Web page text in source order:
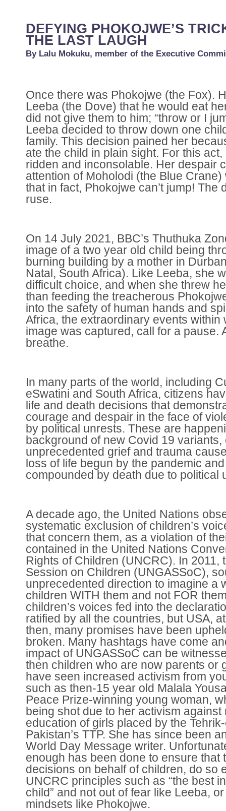
DEFYING PHOKOJWE’S
THE LAST LAUGH
By Lalu Mokuku, member of the Executive
Once there was Phokojwe (the Fox).
Leeba (the Dove) that he would eat
did not give them to him; “throw or I
Leeba decided to throw down one
family. This decision pained her
ate the child in plain sight. For this
ridden and inconsolable. Her despair
attention of Moholodi (the Blue
that in fact, Phokojwe can’t jump! The
ruse.
On 14 July 2021, BBC’s Thuthuka
image of a two year old child being
burning building by a mother in
Natal, South Africa). Like Leeba, she
difficult choice, and when she threw
than feeding the treacherous
into the safety of human hands and
Africa, the extraordinary events within
image was captured, call for a pause.
breathe.
In many parts of the world, including
eSwatini and South Africa, citizens
life and death decisions that
courage and despair in the face of
by political unrests. These are
background of new Covid 19 variants,
unprecedented grief and trauma
loss of life begun by the pandemic
compounded by death due to political
A decade ago, the United Nations
systematic exclusion of children’s
that concern them, as a violation of
contained in the United Nations
Rights of Children (UNCRC). In 2011,
Session on Children (UNGASSoC),
unprecedented direction to imagine a
children WITH them and not FOR
children’s voices fed into the
ratified by all the countries, but USA,
then, many promises have been
broken. Many hashtags have come
impact of UNGASSoC can be
then children who are now parents or
have seen increased activism from
such as then-15 year old Malala
Peace Prize-winning young woman,
being shot due to her activism against
education of girls placed by the
Pakistan’s TTP. She has since been
World Day Message writer.
enough has been done to ensure that
decisions on behalf of children, do so
UNCRC principles such as “the best
child” and not out of fear like Leeba,
mindsets like Phokojwe.